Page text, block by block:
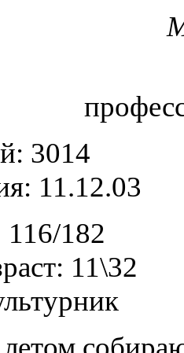
3014
11.12.03
116/182
11\32